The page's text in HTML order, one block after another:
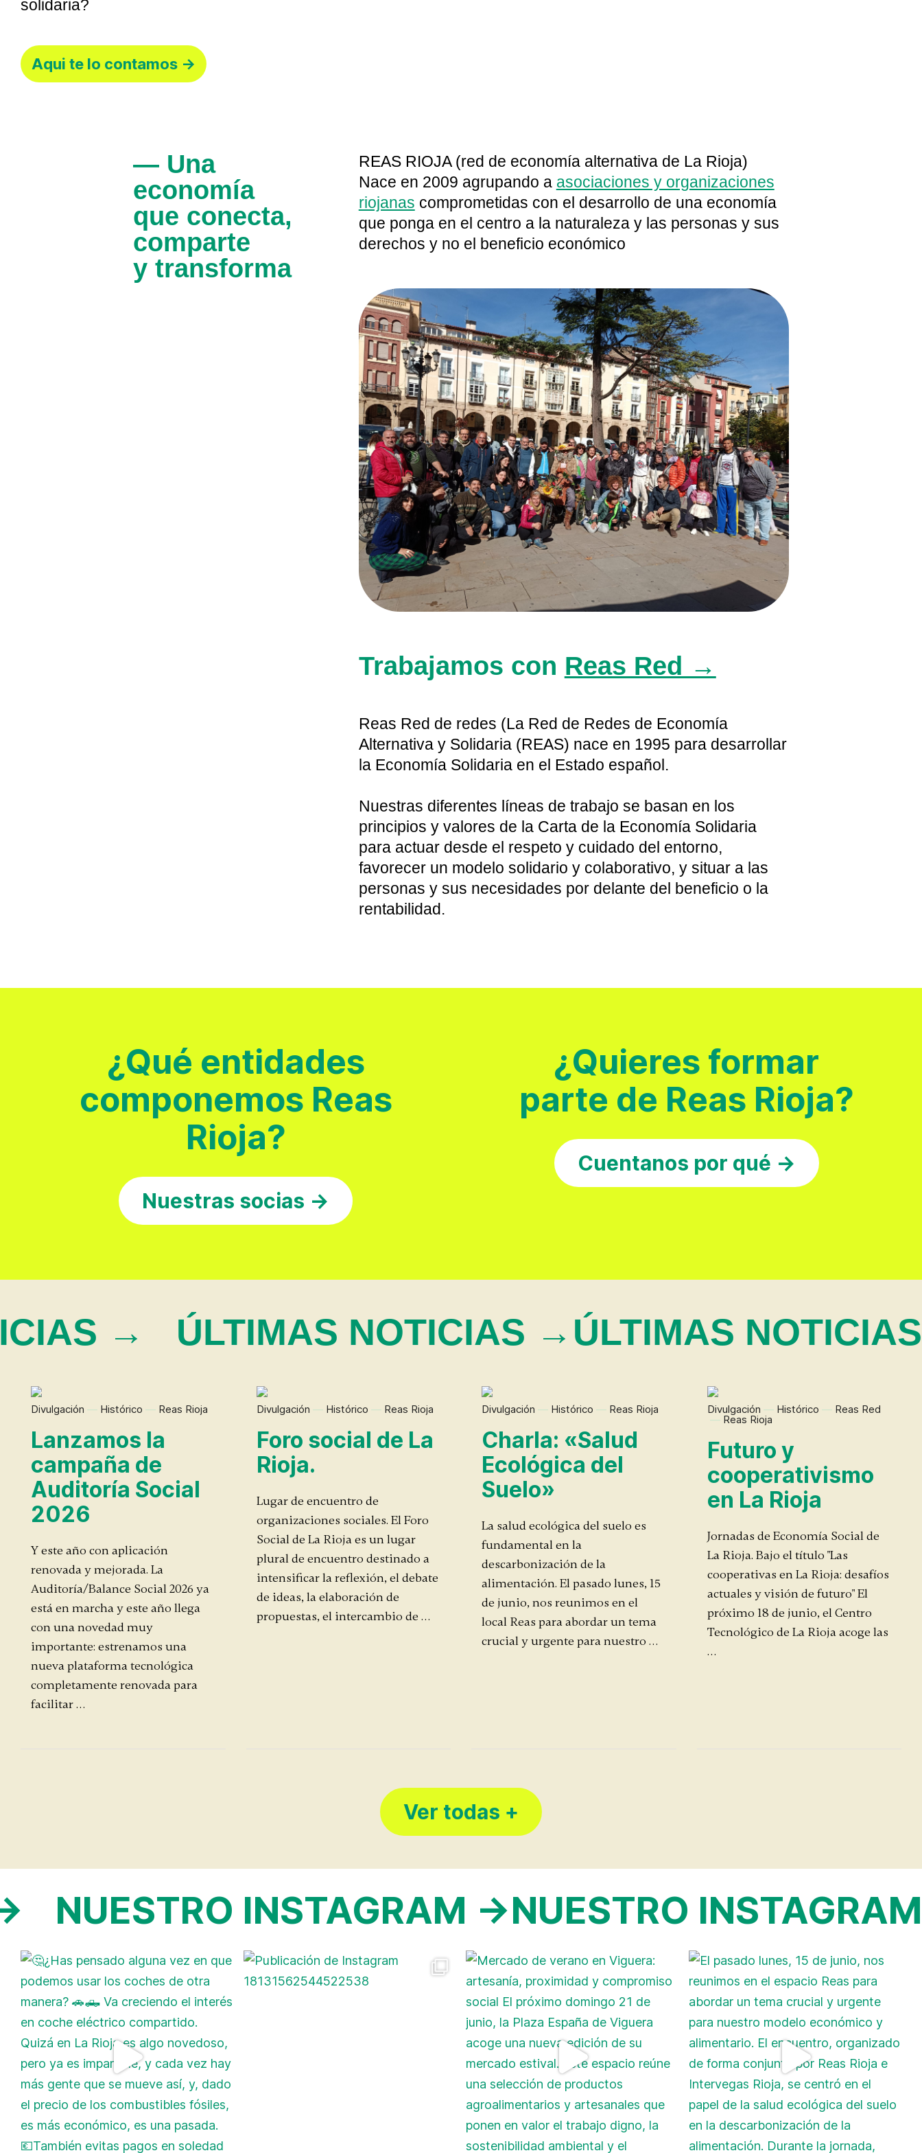
solidaria?
Aqui te lo contamos →
— Una
economía
que conecta,
comparte
y transforma
REAS RIOJA (red de economía alternativa de La Rioja)
Nace en 2009 agrupando a asociaciones y organizaciones
riojanas comprometidas con el desarrollo de una economía
que ponga en el centro a la naturaleza y las personas y sus
derechos y no el beneficio económico
Trabajamos con Reas Red →
Reas Red de redes (La Red de Redes de Economía
Alternativa y Solidaria (REAS) nace en 1995 para desarrollar
la Economía Solidaria en el Estado español.
Nuestras diferentes líneas de trabajo se basan en los
principios y valores de la Carta de la Economía Solidaria
para actuar desde el respeto y cuidado del entorno,
favorecer un modelo solidario y colaborativo, y situar a las
personas y sus necesidades por delante del beneficio o la
rentabilidad.
¿Qué entidades
componemos Reas
Rioja?
Nuestras socias →
¿Quieres formar
parte de Reas Rioja?
Cuentanos por qué →
→ ÚLTIMAS NOTICIAS → ÚLTIMAS NOTICIAS →
Divulgación — Histórico — Reas Rioja
Lanzamos la
campaña de
Auditoría Social
2026
Y este año con aplicación
renovada y mejorada. La
Auditoría/Balance Social 2026 ya
está en marcha y este año llega
con una novedad muy
importante: estrenamos una
nueva plataforma tecnológica
completamente renovada para
facilitar …
Divulgación — Histórico — Reas Rioja
Foro social de La
Rioja.
Lugar de encuentro de
organizaciones sociales. El Foro
Social de La Rioja es un lugar
plural de encuentro destinado a
intensificar la reflexión, el debate
de ideas, la elaboración de
propuestas, el intercambio de …
Divulgación — Histórico — Reas Rioja
Charla: «Salud
Ecológica del
Suelo»
La salud ecológica del suelo es
fundamental en la
descarbonización de la
alimentación. El pasado lunes, 15
de junio, nos reunimos en el
local Reas para abordar un tema
crucial y urgente para nuestro …
Divulgación — Histórico — Reas Red
— Reas Rioja
Futuro y
cooperativismo
en La Rioja
Jornadas de Economía Social de
La Rioja. Bajo el título "Las
cooperativas en La Rioja: desafíos
actuales y visión de futuro" El
próximo 18 de junio, el Centro
Tecnológico de La Rioja acoge las
…
Ver todas +
NUESTRO INSTAGRAM →NUESTRO INSTAGRAM →